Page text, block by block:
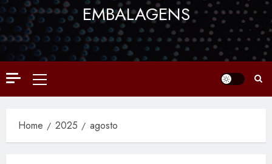
EMBALAGENS
Primary
Menu
Home 2025 agosto